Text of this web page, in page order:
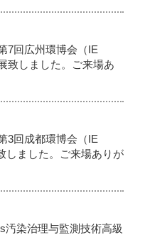
7回広州環博会（IE
致しました。ご来場あ
3回成都環博会（IE
しました。ご来場ありが
汚染治理与監測技術高級